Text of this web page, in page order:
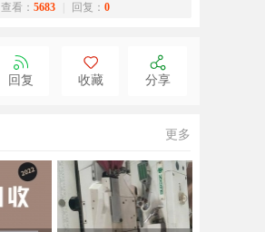
查看： 5683 回复： 0
回复 收藏 分享
更多